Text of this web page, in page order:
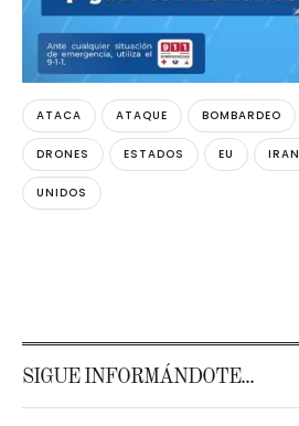
ATACA ATAQUE BOMBARDEO
DRONES ESTADOS EU IRAN
UNIDOS
SIGUE INFORMÁNDOTE...